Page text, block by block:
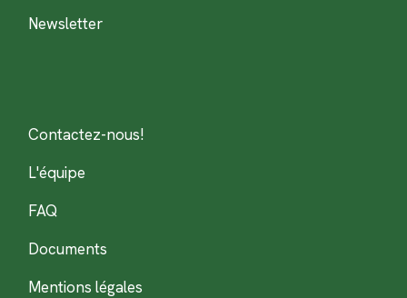
Newsletter
Contactez-nous!
L'équipe
FAQ
Documents
Mentions légales